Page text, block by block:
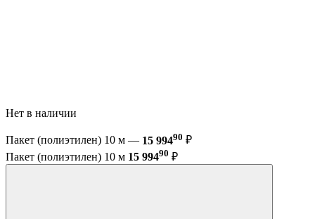
Нет в наличии
Пакет (полиэтилен) 10 м — 15 99490 ₽
Пакет (полиэтилен) 10 м 15 99490 ₽